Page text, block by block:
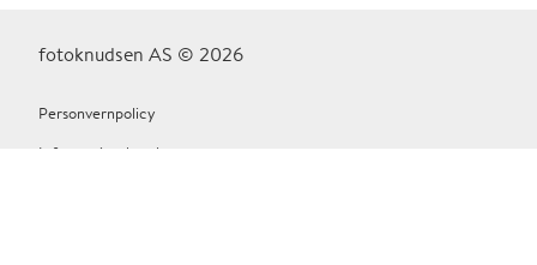
fotoknudsen AS © 2026
Personvernpolicy
Informasjonskapsler